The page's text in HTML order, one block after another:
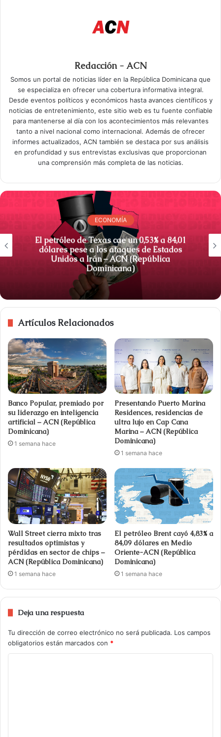
Redacción - ACN
Somos un portal de noticias líder en la República Dominicana que
se especializa en ofrecer una cobertura informativa integral.
Desde eventos políticos y económicos hasta avances científicos y
noticias de entretenimiento, este sitio web es tu fuente confiable
para mantenerse al día con los acontecimientos más relevantes
tanto a nivel nacional como internacional. Además de ofrecer
informes actualizados, ACN también se destaca por sus análisis
en profundidad y sus entrevistas exclusivas que proporcionan
una comprensión más completa de las noticias.
ECONOMÍA
El petróleo de Texas cae un 0,53% a 84,01
dólares pese a los ataques de Estados
Unidos a Irán – ACN (República
Dominicana)
Artículos Relacionados
Banco Popular, premiado por
su liderazgo en inteligencia
artificial – ACN (República
Dominicana)
1 semana hace
Presentando Puerto Marina
Residences, residencias de
ultra lujo en Cap Cana
Marina – ACN (República
Dominicana)
1 semana hace
Wall Street cierra mixto tras
resultados optimistas y
pérdidas en sector de chips –
ACN (República Dominicana)
1 semana hace
El petróleo Brent cayó 4,83% a
84,09 dólares en Medio
Oriente-ACN (República
Dominicana)
1 semana hace
Deja una respuesta
Tu dirección de correo electrónico no será publicada. Los campos
obligatorios están marcados con *